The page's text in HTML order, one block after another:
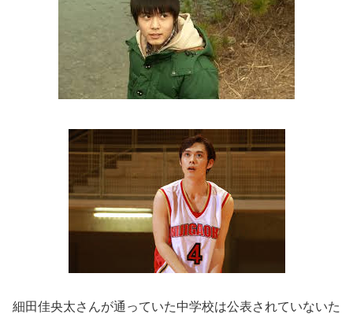
細田佳央太さんが通っていた中学校は公表されていないた